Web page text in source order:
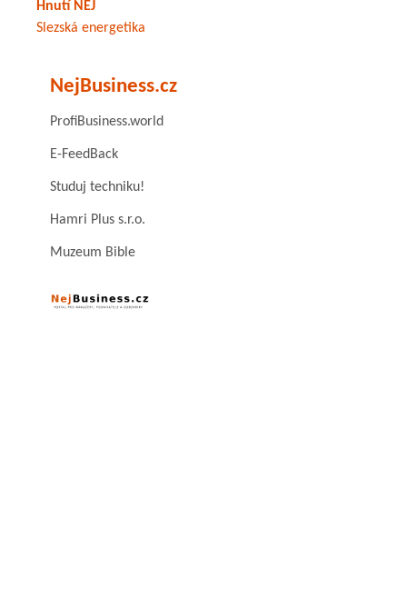
Hnutí NEJ
Slezská energetika
NejBusiness.cz
ProfiBusiness.world
E-FeedBack
Studuj techniku!
Hamri Plus s.r.o.
Muzeum Bible